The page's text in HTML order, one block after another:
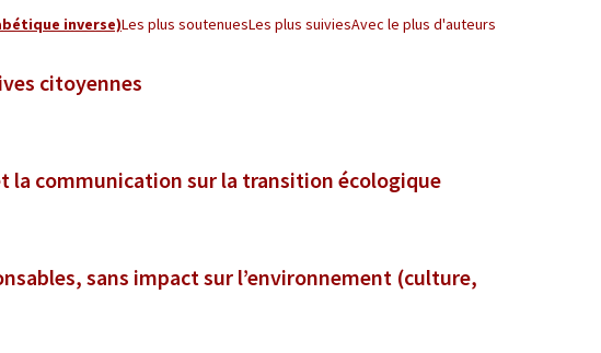
inverse)Les plus soutenuesLes plus suiviesAvec le plus d'auteurs
citoyennes
la communication sur la transition écologique
sans impact sur l’environnement (culture,